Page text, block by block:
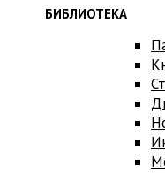
БИБЛИОТЕКА